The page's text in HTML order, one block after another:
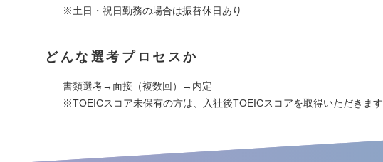
※土日・祝日勤務の場合は振替休日あり
どんな選考プロセスか
書類選考→面接（複数回）→内定
※TOEICスコア未保有の方は、入社後TOEICスコアを取得いただきます